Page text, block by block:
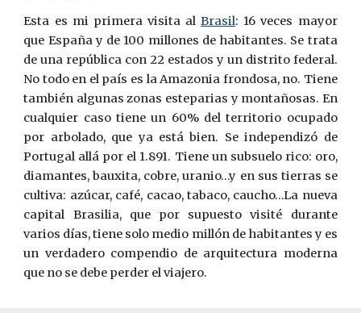
Esta es mi primera visita alBrasil: 16 veces mayor
que España y de 100 millones de habitantes. Se trata
de una república con 22 estados y un distrito federal.
No todo en el país es la Amazonia frondosa, no. Tiene
también algunas zonas esteparias y montañosas. En
cualquier caso tiene un 60% del territorio ocupado
por arbolado, que ya está bien. Se independizó de
Portugal allá por el 1.891. Tiene un subsuelo rico: oro,
diamantes, bauxita, cobre, uranio…y en sus tierras se
cultiva: azúcar, café, cacao, tabaco, caucho…La nueva
capital Brasilia, que por supuesto visité durante
varios días, tiene solo medio millón de habitantes y es
un verdadero compendio de arquitectura moderna
que no se debe perder el viajero.